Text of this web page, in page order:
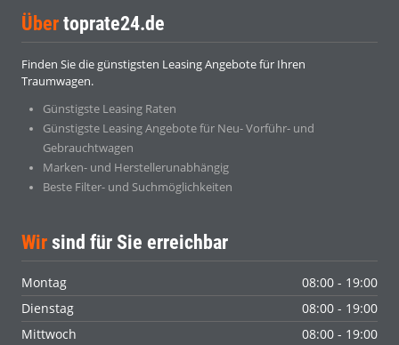
Über toprate24.de
Finden Sie die günstigsten Leasing Angebote für Ihren
Traumwagen.
Günstigste Leasing Raten
Günstigste Leasing Angebote für Neu- Vorführ- und
Gebrauchtwagen
Marken- und Herstellerunabhängig
Beste Filter- und Suchmöglichkeiten
Wir sind für Sie erreichbar
Montag
08:00 - 19:00
Dienstag
08:00 - 19:00
Mittwoch
08:00 - 19:00